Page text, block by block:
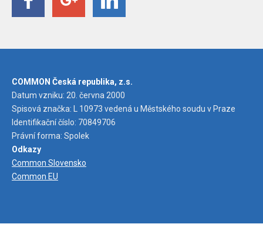
COMMON Česká republika, z.s.
Datum vzniku: 20. června 2000
Spisová značka: L 10973 vedená u Městského soudu v Praze
Identifikační číslo: 70849706
Právní forma: Spolek
Odkazy
Common Slovensko
Common EU